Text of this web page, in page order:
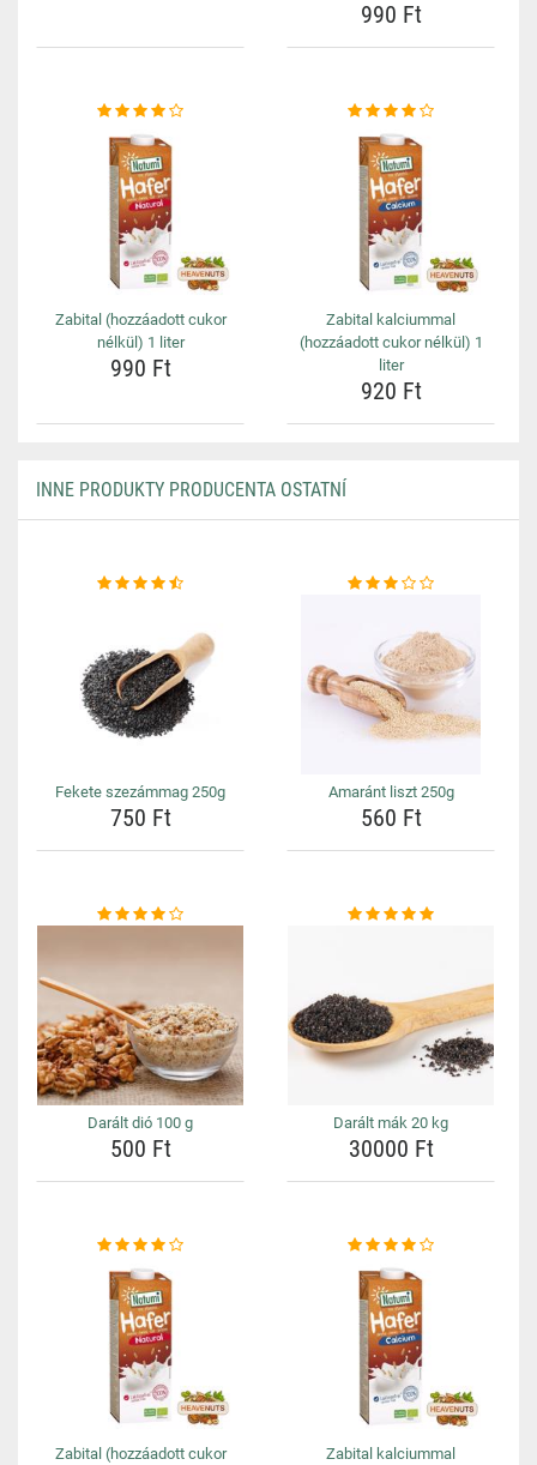
990 Ft
Zabital (hozzáadott cukor
nélkül) 1 liter
990 Ft
Zabital kalciummal
(hozzáadott cukor nélkül) 1
liter
920 Ft
INNE PRODUKTY PRODUCENTA OSTATNÍ
Fekete szezámmag 250g
750 Ft
Amaránt liszt 250g
560 Ft
Darált dió 100 g
500 Ft
Darált mák 20 kg
30000 Ft
Zabital (hozzáadott cukor
Zabital kalciummal